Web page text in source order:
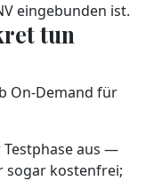
eingebunden ist.
tun
On‑Demand für
Testphase aus —
sogar kostenfrei;